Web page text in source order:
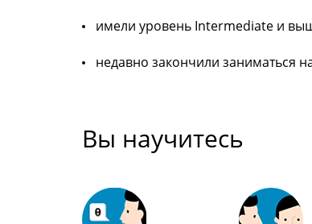
имели уровень Intermediate и
недавно закончили заниматься
Вы научитесь